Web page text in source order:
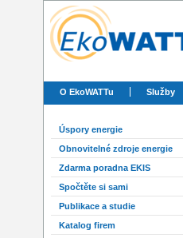
O EkoWATTu Služby
Úspory energie
Obnovitelné zdroje energie
Zdarma poradna EKIS
Spočtěte si sami
Publikace a studie
Katalog firem